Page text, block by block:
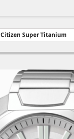
Citizen Super Titanium